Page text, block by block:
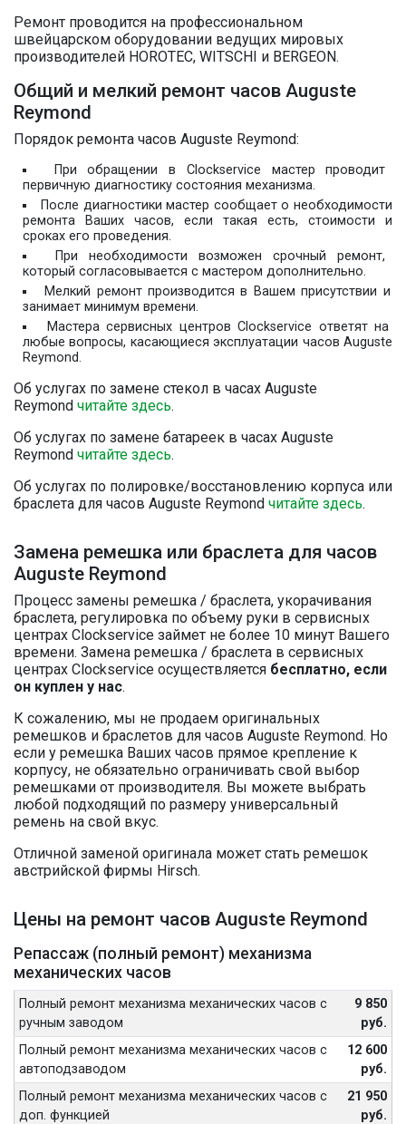
Ремонт проводится на профессиональном
швейцарском оборудовании ведущих мировых
производителей HOROTEC, WITSCHI и BERGEON.
Общий и мелкий ремонт часов Auguste
Reymond
Порядок ремонта часов Auguste Reymond:
При обращении в Clockservice мастер проводит
первичную диагностику состояния механизма.
После диагностики мастер сообщает о необходимости
ремонта Ваших часов, если такая есть, стоимости и
сроках его проведения.
При необходимости возможен срочный ремонт,
который согласовывается с мастером дополнительно.
Мелкий ремонт производится в Вашем присутствии и
занимает минимум времени.
Мастера сервисных центров Clockservice ответят на
любые вопросы, касающиеся эксплуатации часов Auguste
Reymond.
Об услугах по замене стекол в часах Auguste
Reymond читайте здесь.
Об услугах по замене батареек в часах Auguste
Reymond читайте здесь.
Об услугах по полировке/восстановлению корпуса или
браслета для часов Auguste Reymond читайте здесь.
Замена ремешка или браслета для часов
Auguste Reymond
Процесс замены ремешка / браслета, укорачивания
браслета, регулировка по объему руки в сервисных
центрах Clockservice займет не более 10 минут Вашего
времени. Замена ремешка / браслета в сервисных
центрах Clockservice осуществляется бесплатно, если
он куплен у нас.
К сожалению, мы не продаем оригинальных
ремешков и браслетов для часов Auguste Reymond. Но
если у ремешка Ваших часов прямое крепление к
корпусу, не обязательно ограничивать свой выбор
ремешками от производителя. Вы можете выбрать
любой подходящий по размеру универсальный
ремень на свой вкус.
Отличной заменой оригинала может стать ремешок
австрийской фирмы Hirsch.
Цены на ремонт часов Auguste Reymond
Репассаж (полный ремонт) механизма
механических часов
Полный ремонт механизма механических часов с
ручным заводом
9 850
руб.
Полный ремонт механизма механических часов с
автоподзаводом
12 600
руб.
Полный ремонт механизма механических часов с
доп. функцией
21 950
руб.